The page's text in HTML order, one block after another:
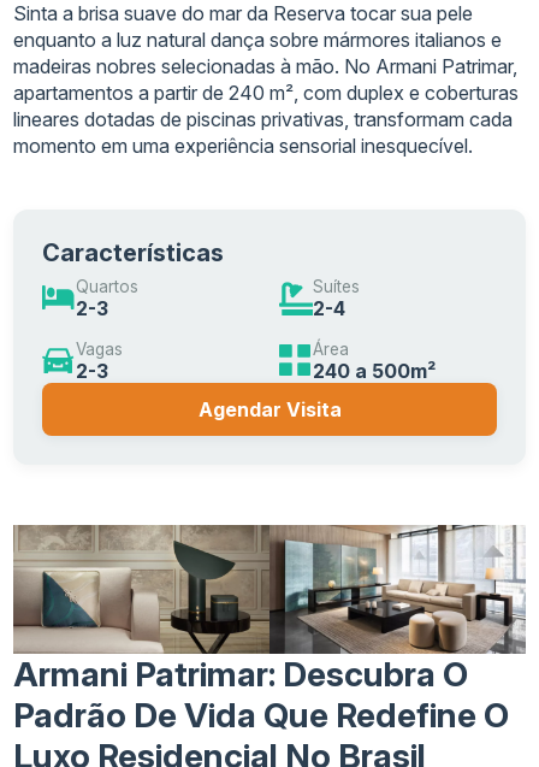
Sinta a brisa suave do mar da Reserva tocar sua pele
enquanto a luz natural dança sobre mármores italianos e
madeiras nobres selecionadas à mão. No Armani Patrimar,
apartamentos a partir de 240 m², com duplex e coberturas
lineares dotadas de piscinas privativas, transformam cada
momento em uma experiência sensorial inesquecível.
Características
Quartos
2-3
Suítes
2-4
Vagas
2-3
Área
240 a 500m²
Agendar Visita
Armani Patrimar: Descubra O
Padrão De Vida Que Redefine O
Luxo Residencial No Brasil